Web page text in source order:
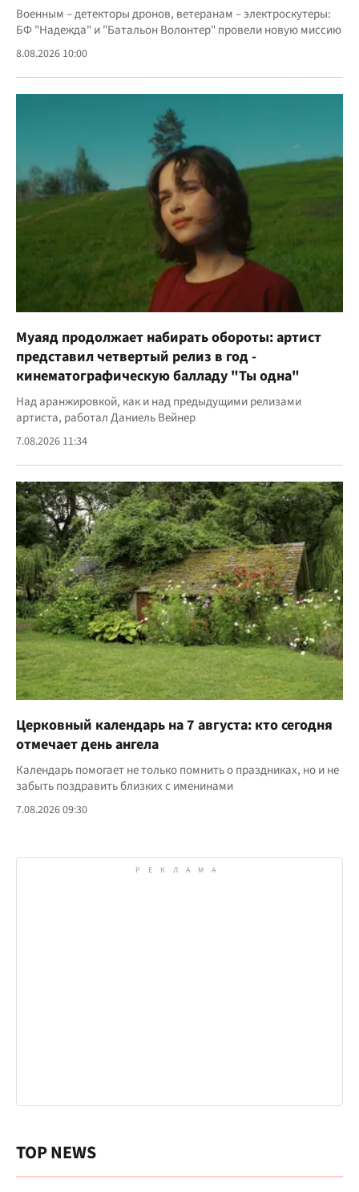
Военным – детекторы дронов, ветеранам – электроскутеры:
БФ "Надежда" и "Батальон Волонтер" провели новую миссию
8.08.2026 10:00
Муаяд продолжает набирать обороты: артист
представил четвертый релиз в год -
кинематографическую балладу "Ты одна"
Над аранжировкой, как и над предыдущими релизами
артиста, работал Даниель Вейнер
7.08.2026 11:34
Церковный календарь на 7 августа: кто сегодня
отмечает день ангела
Календарь помогает не только помнить о праздниках, но и не
забыть поздравить близких с именинами
7.08.2026 09:30
TOP NEWS